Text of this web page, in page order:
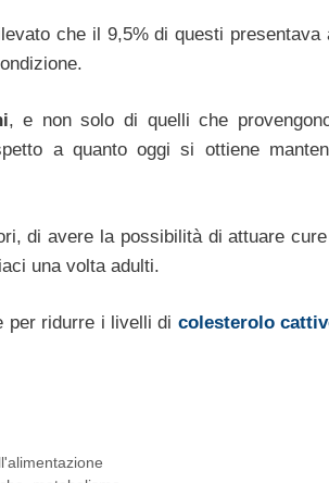
che il 9,5% di questi presentava
, e non solo di quelli che
a quanto oggi si ottiene
di avere la possibilità di attuare
una volta adulti.
per ridurre i livelli di colesterolo